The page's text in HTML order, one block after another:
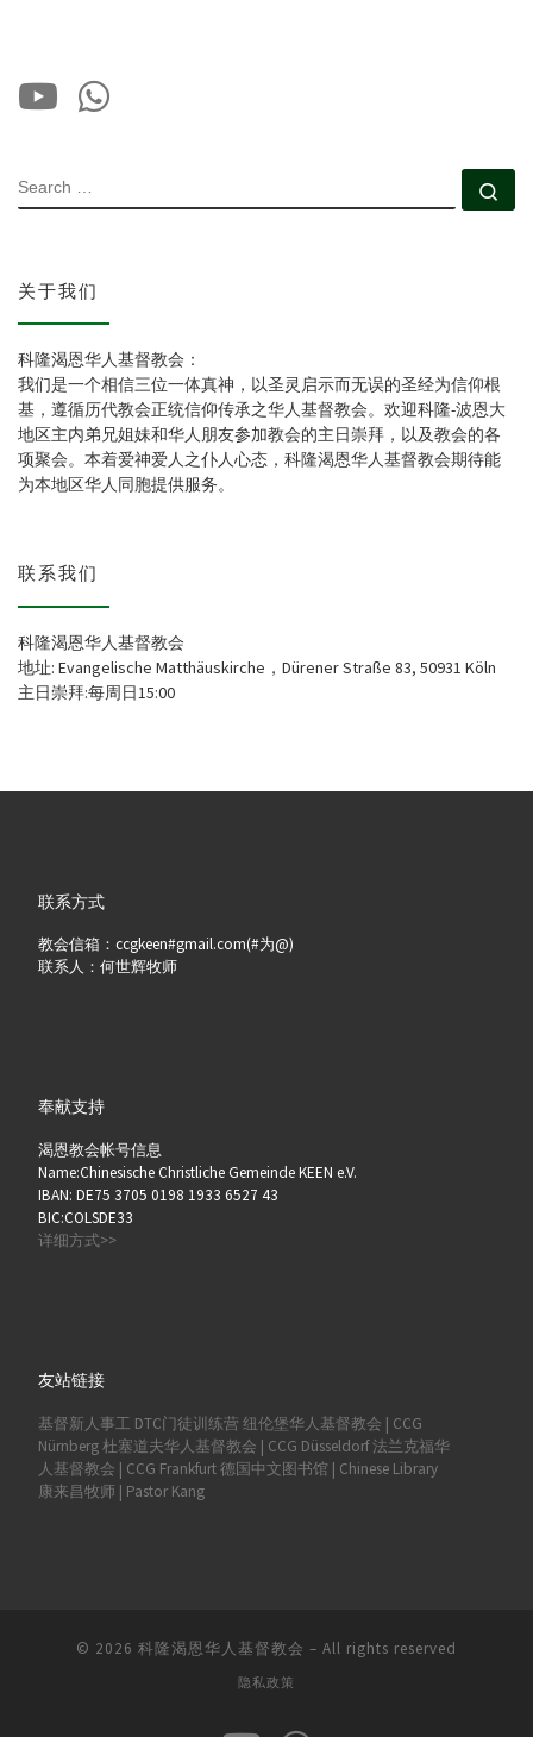
SEARCH
关于我们
科隆渴恩华人基督教会：
我们是一个相信三位一体真神，以圣灵启示而无误的圣经为信仰根
基，遵循历代教会正统信仰传承之华人基督教会。欢迎科隆-波恩大
地区主内弟兄姐妹和华人朋友参加教会的主日崇拜，以及教会的各
项聚会。本着爱神爱人之仆人心态，科隆渴恩华人基督教会期待能
为本地区华人同胞提供服务。
联系我们
科隆渴恩华人基督教会
地址: Evangelische Matthäuskirche，Dürener Straße 83, 50931 Köln
主日崇拜:每周日15:00
联系方式
教会信箱：ccgkeen#gmail.com(#为@)
联系人：何世辉牧师
奉献支持
渴恩教会帐号信息
Name:Chinesische Christliche Gemeinde KEEN e.V.
IBAN: DE75 3705 0198 1933 6527 43
BIC:COLSDE33
详细方式>>
友站链接
基督新人事工 DTC门徒训练营 纽伦堡华人基督教会 | CCG
Nürnberg 杜塞道夫华人基督教会 | CCG Düsseldorf 法兰克福华
人基督教会 | CCG Frankfurt 德国中文图书馆 | Chinese Library
康来昌牧师 | Pastor Kang
© 2026 科隆渴恩华人基督教会 – All rights reserved
隐私政策